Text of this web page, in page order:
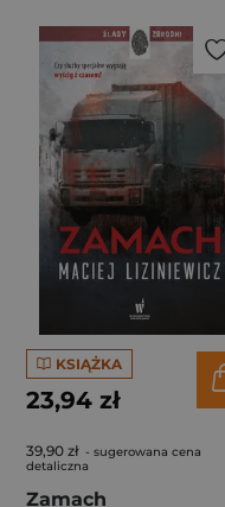
KSIĄŻKA
23,94 zł
39,90 zł - sugerowana cena
detaliczna
Zamach